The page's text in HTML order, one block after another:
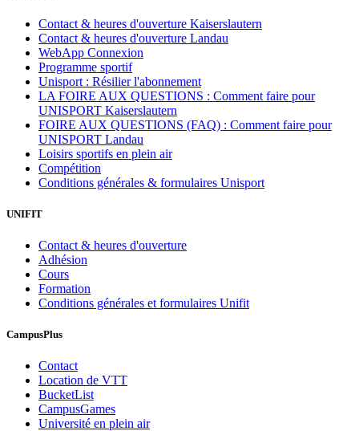
Contact & heures d'ouverture Kaiserslautern
Contact & heures d'ouverture Landau
WebApp Connexion
Programme sportif
Unisport : Résilier l'abonnement
LA FOIRE AUX QUESTIONS : Comment faire pour
UNISPORT Kaiserslautern
FOIRE AUX QUESTIONS (FAQ) : Comment faire pour
UNISPORT Landau
Loisirs sportifs en plein air
Compétition
Conditions générales & formulaires Unisport
UNIFIT
Contact & heures d'ouverture
Adhésion
Cours
Formation
Conditions générales et formulaires Unifit
CampusPlus
Contact
Location de VTT
BucketList
CampusGames
Université en plein air